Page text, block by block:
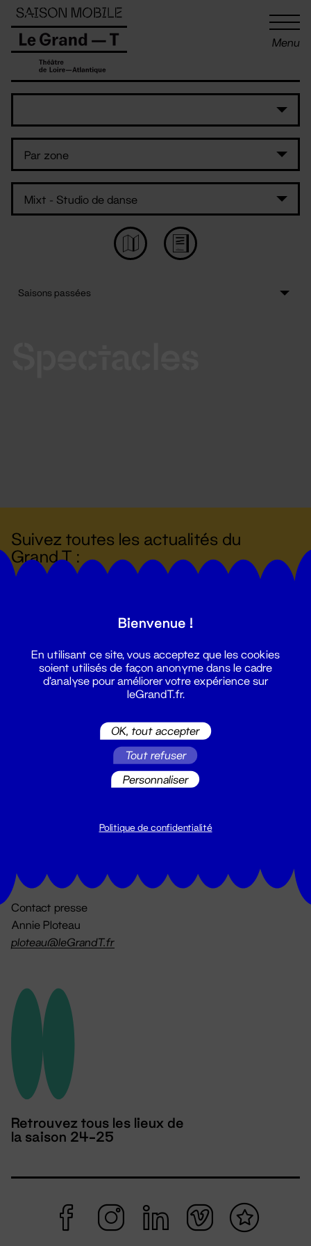
Menu
Suivez toutes les actualités du
Grand T :
billetterie@leGrandT.fr
Contact presse
Annie Ploteau
ploteau@leGrandT.fr
Retrouvez tous les lieux de
la saison 24-25
Panneau de gestion des cookies
Bienvenue !
En utilisant ce site, vous acceptez que les cookies
soient utilisés de façon anonyme dans le cadre
d'analyse pour améliorer votre expérience sur
leGrandT.fr.
OK, tout accepter
Tout refuser
Personnaliser
Politique de confidentialité